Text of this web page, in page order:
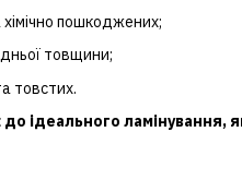
пошкоджених;
товщини;
товстих.
ідеального ламінування,